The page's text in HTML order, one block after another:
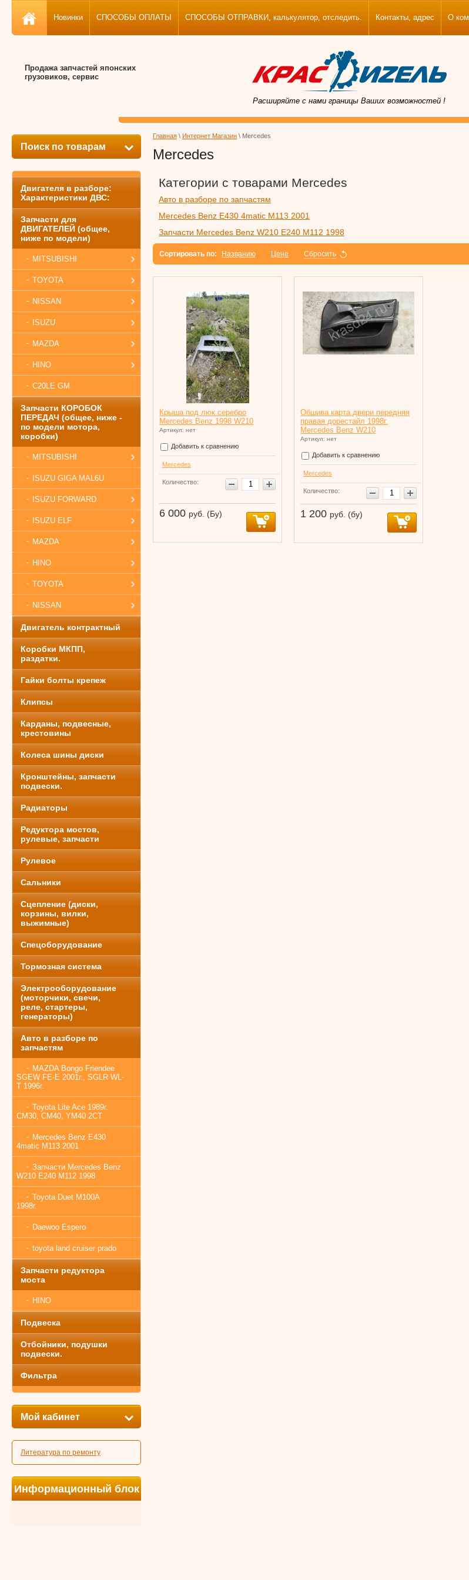
Новинки СПОСОБЫ ОПЛАТЫ СПОСОБЫ ОТПРАВКИ, калькулятор, отследить. Контакты, адрес О
Продажа запчастей японских
грузовиков, сервис
Расширяйте с нами границы Ваших возможностей !
Поиск по товарам
Двигателя в разборе:
Характеристики ДВС:
Запчасти для
ДВИГАТЕЛЕЙ (общее,
ниже по модели)
MITSUBISHI
TOYOTA
NISSAN
ISUZU
MAZDA
HINO
C20LE GM
Запчасти КОРОБОК
ПЕРЕДАЧ (общее, ниже -
по модели мотора,
коробки)
MITSUBISHI
ISUZU GIGA MAL6U
ISUZU FORWARD
ISUZU ELF
MAZDA
HINO
TOYOTA
NISSAN
Двигатель контрактный
Коробки МКПП,
раздатки.
Гайки болты крепеж
Клипсы
Карданы, подвесные,
крестовины
Колеса шины диски
Кронштейны, запчасти
подвески.
Радиаторы
Редуктора мостов,
рулевые, запчасти
Рулевое
Сальники
Сцепление (диски,
корзины, вилки,
выжимные)
Спецоборудование
Тормозная система
Электрооборудование
(моторчики, свечи,
реле, стартеры,
генераторы)
Авто в разборе по
запчастям
MAZDA Bongo Friendee
SGEW FE-E 2001г., SGLR WL-
T 1996г.
Toyota Lite Ace 1989г.
CM30, CM40, YM40 2CT
Mercedes Benz E430
4matic M113 2001
Запчасти Mercedes Benz
W210 E240 M112 1998
Toyota Duet M100A
1998г.
Daewoo Espero
toyota land cruiser prado
Запчасти редуктора
моста
HINO
Подвеска
Отбойники, подушки
подвески.
Фильтра
Мой кабинет
Литература по ремонту
Информационный блок
Главная \ Интернет Магазин \ Mercedes
Mercedes
Категории с товарами Mercedes
Авто в разборе по запчастям
Mercedes Benz E430 4matic M113 2001
Запчасти Mercedes Benz W210 E240 M112 1998
Сортировать по: Названию Цене Сбросить
Крыша под люк серебро
Mercedes Benz 1998 W210
Артикул: нет
Добавить к сравнению
Mercedes
Количество:
6 000 руб. (Бу)
Обшива карта двери передняя
правая дорестайл 1998г.
Mercedes Benz W210
Артикул: нет
Добавить к сравнению
Mercedes
Количество:
1 200 руб. (бу)